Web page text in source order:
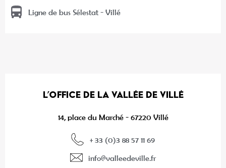
Ligne de bus Sélestat - Villé
L’OFFICE DE LA VALLÉE DE VILLÉ
14, place du Marché - 67220 Villé
+ 33 (0)3 88 57 11 69
info@valleedeville.fr